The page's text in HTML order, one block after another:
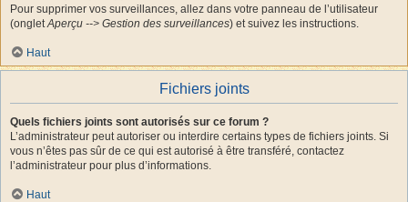
Pour supprimer vos surveillances, allez dans votre panneau de l’utilisateur
(ongletAperçu --> Gestion des surveillances) et suivez les instructions.
Haut
Fichiers joints
Quels fichiers joints sont autorisés sur ce forum ?
L’administrateur peut autoriser ou interdire certains types de fichiers joints. Si
vous n’êtes pas sûr de ce qui est autorisé à être transféré, contactez
l’administrateur pour plus d’informations.
Haut